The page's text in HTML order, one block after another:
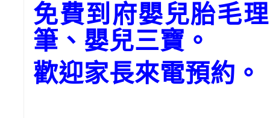
免費到府嬰兒胎毛
筆、嬰兒三寶。
歡迎家長來電預約。